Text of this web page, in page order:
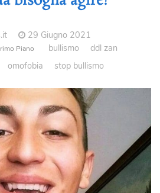
29 Giugno 2021
Piano bullismo
ddl zan
omofobia
stop bullismo